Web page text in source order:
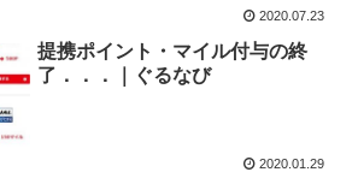
2020.07.23
提携ポイント・マイル付与の終
了．．．｜ぐるなび
2020.01.29